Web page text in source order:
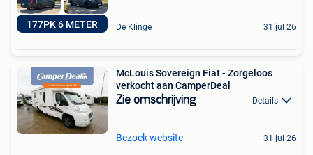
177PK 6 METER De Klinge 31 jul 26
McLouis Sovereign Fiat - Zorgeloos
verkocht aan CamperDeal
Zie omschrijving Details
Bezoek website 31 jul 26